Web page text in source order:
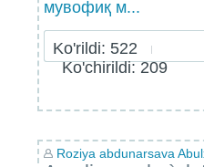
мувофиқ м...
Ko'rildi: 522
Ko'chirildi: 209
Roziya abdunarsava